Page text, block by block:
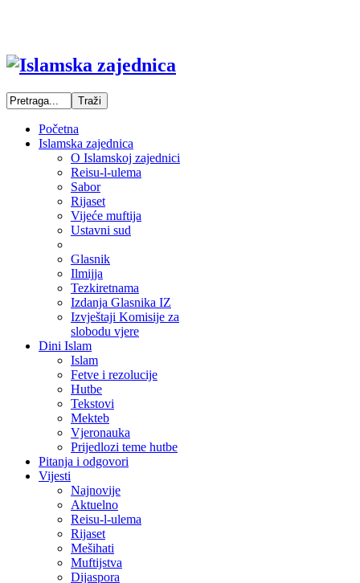
Početna
Islamska zajednica
O Islamskoj zajednici
Reisu-l-ulema
Sabor
Rijaset
Vijeće muftija
Ustavni sud
Glasnik
Ilmijja
Tezkiretnama
Izdanja Glasnika IZ
Izvještaji Komisije za
slobodu vjere
Dini Islam
Islam
Fetve i rezolucije
Hutbe
Tekstovi
Mekteb
Vjeronauka
Prijedlozi teme hutbe
Pitanja i odgovori
Vijesti
Najnovije
Aktuelno
Reisu-l-ulema
Rijaset
Mešihati
Muftijstva
Dijaspora